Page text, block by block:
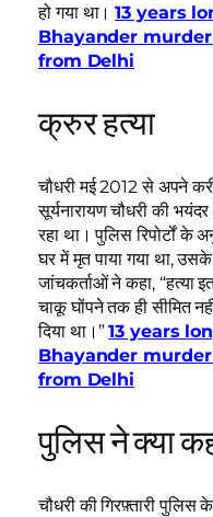
हो गया था।13 years
Bhayander
from Delhi
क्रुर हत्या
चौधरी मई 2012 से अपने
सूर्यनारायण चौधरी की
रहा था। पुलिस रिपोर्टों के
घर में मृत पाया गया था,
जांचकर्ताओं ने कहा, “हत्या
चाकू घोंपने तक ही सीमित
दिया था।”13 years
Bhayander
from Delhi
पुलिस ने क्या
चौधरी की गिरफ़्तारी